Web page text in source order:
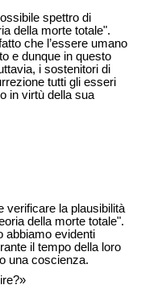
spettro di
della morte totale".
che l’essere umano
e dunque in questo
i sostenitori di
tutti gli esseri
in virtù della sua
verificare la plausibilità
della morte totale".
abbiamo evidenti
il tempo della loro
una coscienza.